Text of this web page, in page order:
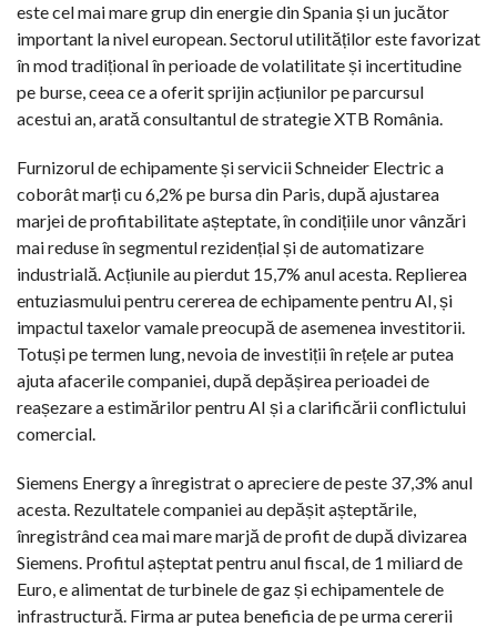
este cel mai mare grup din energie din Spania și un jucător
important la nivel european. Sectorul utilităților este favorizat
în mod tradițional în perioade de volatilitate și incertitudine
pe burse, ceea ce a oferit sprijin acțiunilor pe parcursul
acestui an, arată consultantul de strategie XTB România.
Furnizorul de echipamente și servicii Schneider Electric a
coborât marți cu 6,2% pe bursa din Paris, după ajustarea
marjei de profitabilitate așteptate, în condițiile unor vânzări
mai reduse în segmentul rezidențial și de automatizare
industrială. Acțiunile au pierdut 15,7% anul acesta. Replierea
entuziasmului pentru cererea de echipamente pentru AI, și
impactul taxelor vamale preocupă de asemenea investitorii.
Totuși pe termen lung, nevoia de investiții în rețele ar putea
ajuta afacerile companiei, după depășirea perioadei de
reașezare a estimărilor pentru AI și a clarificării conflictului
comercial.
Siemens Energy a înregistrat o apreciere de peste 37,3% anul
acesta. Rezultatele companiei au depășit așteptările,
înregistrând cea mai mare marjă de profit de după divizarea
Siemens. Profitul așteptat pentru anul fiscal, de 1 miliard de
Euro, e alimentat de turbinele de gaz și echipamentele de
infrastructură. Firma ar putea beneficia de pe urma cererii